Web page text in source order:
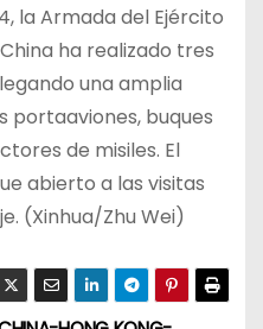
la Armada del Ejército
ha realizado tres
una amplia
portaaviones, buques
de misiles. El
abierto a las visitas
(Xinhua/Zhu Wei)